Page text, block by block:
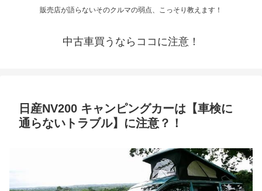
販売店が語らないそのクルマの弱点、こっそり教えます！
中古車買うならココに注意！
日産NV200 キャンピングカーは【車検に
通らないトラブル】に注意？！